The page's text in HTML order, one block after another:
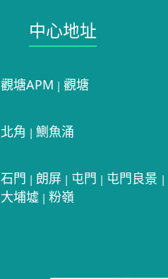
中心地址​
觀塘APM | 觀塘
北角 | 鰂魚涌
石門 | 朗屏 | 屯門 | 屯門良景 |
大埔墟| 粉嶺